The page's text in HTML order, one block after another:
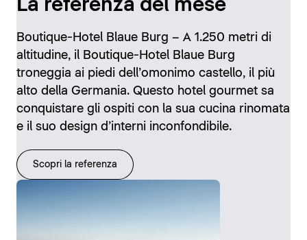
La referenza del mese
Boutique-Hotel Blaue Burg – A 1.250 metri di
altitudine, il Boutique-Hotel Blaue Burg
troneggia ai piedi dell’omonimo castello, il più
alto della Germania. Questo hotel gourmet sa
conquistare gli ospiti con la sua cucina rinomata
e il suo design d’interni inconfondibile.
Scopri la referenza